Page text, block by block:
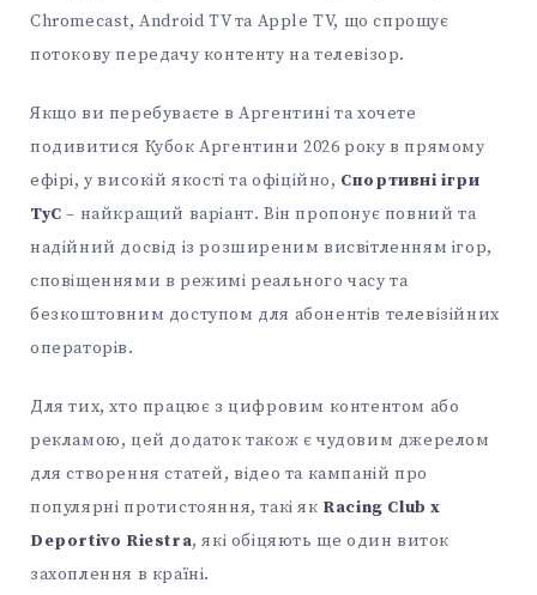
Chromecast, Android TV та Apple TV, що спрощує
потокову передачу контенту на телевізор.
Якщо ви перебуваєте в Аргентині та хочете
подивитися Кубок Аргентини 2026 року в прямому
ефірі, у високій якості та офіційно, Спортивні ігри
TyC – найкращий варіант. Він пропонує повний та
надійний досвід із розширеним висвітленням ігор,
сповіщеннями в режимі реального часу та
безкоштовним доступом для абонентів телевізійних
операторів.
Для тих, хто працює з цифровим контентом або
рекламою, цей додаток також є чудовим джерелом
для створення статей, відео та кампаній про
популярні протистояння, такі як Racing Club x
Deportivo Riestra, які обіцяють ще один виток
захоплення в країні.